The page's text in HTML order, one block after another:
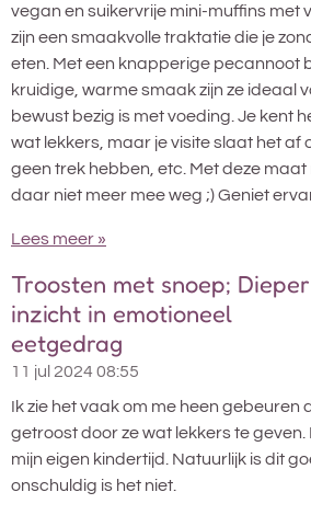
vegan en suikervrije mini-muffins met
zijn een smaakvolle traktatie die je
eten. Met een knapperige pecannoot
kruidige, warme smaak zijn ze ideaal
bewust bezig is met voeding. Je kent
wat lekkers, maar je visite slaat het af
geen trek hebben, etc. Met deze maat
daar niet meer mee weg ;) Geniet
Lees meer »
Troosten met snoep; Dieper
inzicht in emotioneel
eetgedrag
11 jul 202408:55
Ik zie het vaak om me heen gebeuren
getroost door ze wat lekkers te geven.
mijn eigen kindertijd. Natuurlijk is dit
onschuldig is het niet.